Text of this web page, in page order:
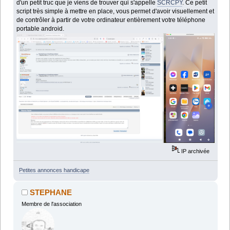
d'un petit truc que je viens de trouver qui s'appelleSCRCPY. Ce petit
script très simple à mettre en place, vous permet d'avoir visuellement et
de contrôler à partir de votre ordinateur entièrement votre téléphone
portable android.
IP archivée
Petites annonces handicape
STEPHANE
Membre de l'association